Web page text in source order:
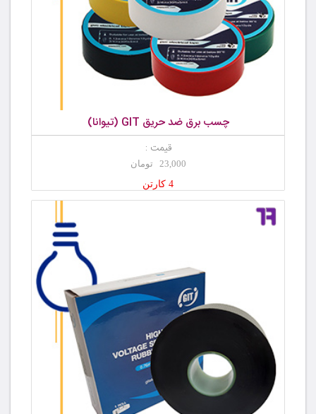
چسب برق ضد حریق GIT (تیوانا)
قیمت :
23,000 تومان
4 کارتن